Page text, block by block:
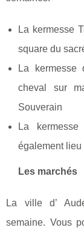
La kermesse
square du
La kermesse
cheval sur
Souverain
La
également
Les marchés
La ville d’
semaine. Vous